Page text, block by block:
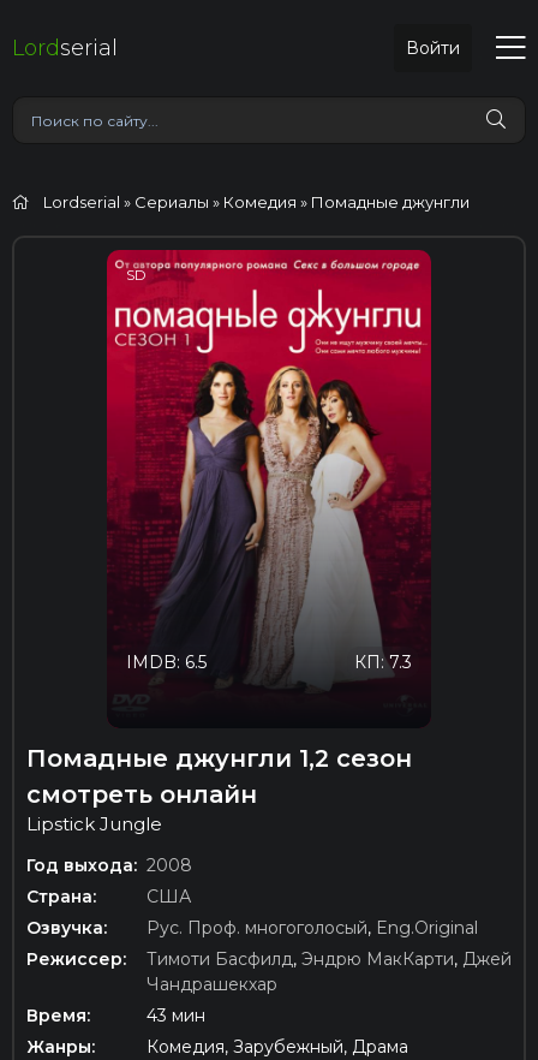
Lordserial Войти
Lordserial » Сериалы » Комедия » Помадные джунгли
SD
КП: 7.3
IMDB: 6.5
Помадные джунгли 1,2 сезон
смотреть онлайн
Lipstick Jungle
Год выхода: 2008
Страна:
США
Озвучка:
Рус. Проф. многоголосый, Eng.Original
Режиссер:
Тимоти Басфилд, Эндрю МакКарти, Джей
Чандрашекхар
Время:
43 мин
Жанры:
Комедия, Зарубежный, Драма